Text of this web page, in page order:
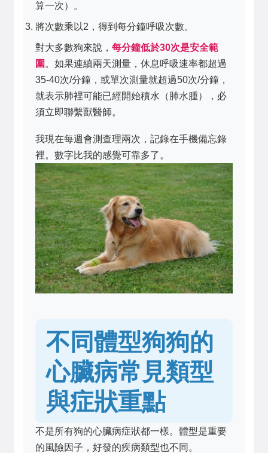
算一次）。
將次數乘以2，得到每分鐘呼吸次數。
對大多數狗來說， 每分鐘低於30次是安全範
圍 。如果連續兩天測量，休息呼吸速率都超過
35-40次/分鐘，或單次測量就超過50次/分鐘，
就表示肺裡可能已經開始積水（肺水腫），必
須立即聯繫獸醫師。
我現在每週會測查理兩次，記錄在手機備忘錄
裡。數字比我的感覺可靠多了。
不同體型狗狗的
心臟病常見類型
與症狀重點
不是所有狗的心臟病症狀都一樣。體型是重要
的風險因子，好發的疾病類型也不同。